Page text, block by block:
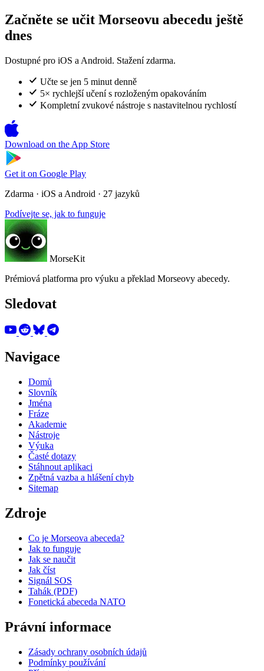
Začněte se učit Morseovu abecedu ještě
dnes
Dostupné pro iOS a Android. Stažení zdarma.
Učte se jen 5 minut denně
5× rychlejší učení s rozloženým opakováním
Kompletní zvukové nástroje s nastavitelnou rychlostí
Download on the App Store
Get it on Google Play
Zdarma · iOS a Android · 27 jazyků
Podívejte se, jak to funguje
MorseKit
Prémiová platforma pro výuku a překlad Morseovy abecedy.
Sledovat
Navigace
Domů
Slovník
Jména
Fráze
Akademie
Nástroje
Výuka
Časté dotazy
Stáhnout aplikaci
Zpětná vazba a hlášení chyb
Sitemap
Zdroje
Co je Morseova abeceda?
Jak to funguje
Jak se naučit
Jak číst
Signál SOS
Tahák (PDF)
Fonetická abeceda NATO
Právní informace
Zásady ochrany osobních údajů
Podmínky používání